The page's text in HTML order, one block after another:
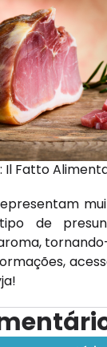
Il Fatto
de